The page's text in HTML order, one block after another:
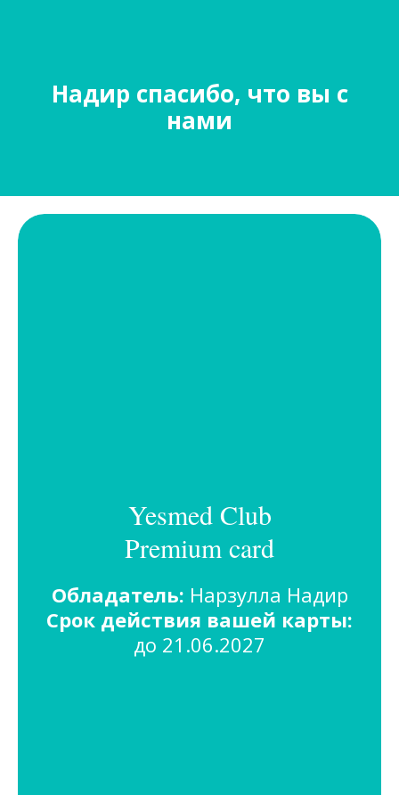
Надир спасибо, что вы с
нами
Yesmed Club
Premium card
Обладатель: Нарзулла Надир
Срок действия вашей карты:
до 21.06.2027